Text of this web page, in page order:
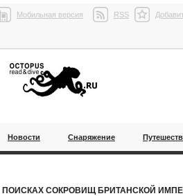
Мобильная версия RSS
Новости Снаряжение
ПОИСКАХ СОКРОВИЩ БРИТАНСКОЙ